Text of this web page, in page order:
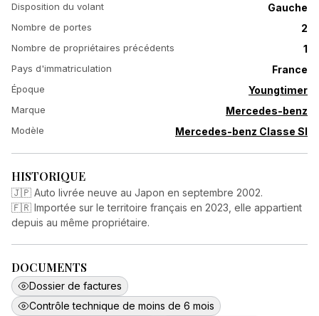
Disposition du volant Gauche
Nombre de portes 2
Nombre de propriétaires précédents 1
Pays d'immatriculation France
Époque Youngtimer
Marque Mercedes-benz
Modèle Mercedes-benz Classe Sl
HISTORIQUE
🇯🇵 Auto livrée neuve au Japon en septembre 2002.
🇫🇷 Importée sur le territoire français en 2023, elle appartient
depuis au même propriétaire.
DOCUMENTS
Dossier de factures
Contrôle technique de moins de 6 mois